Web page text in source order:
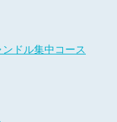
ドル集中コース